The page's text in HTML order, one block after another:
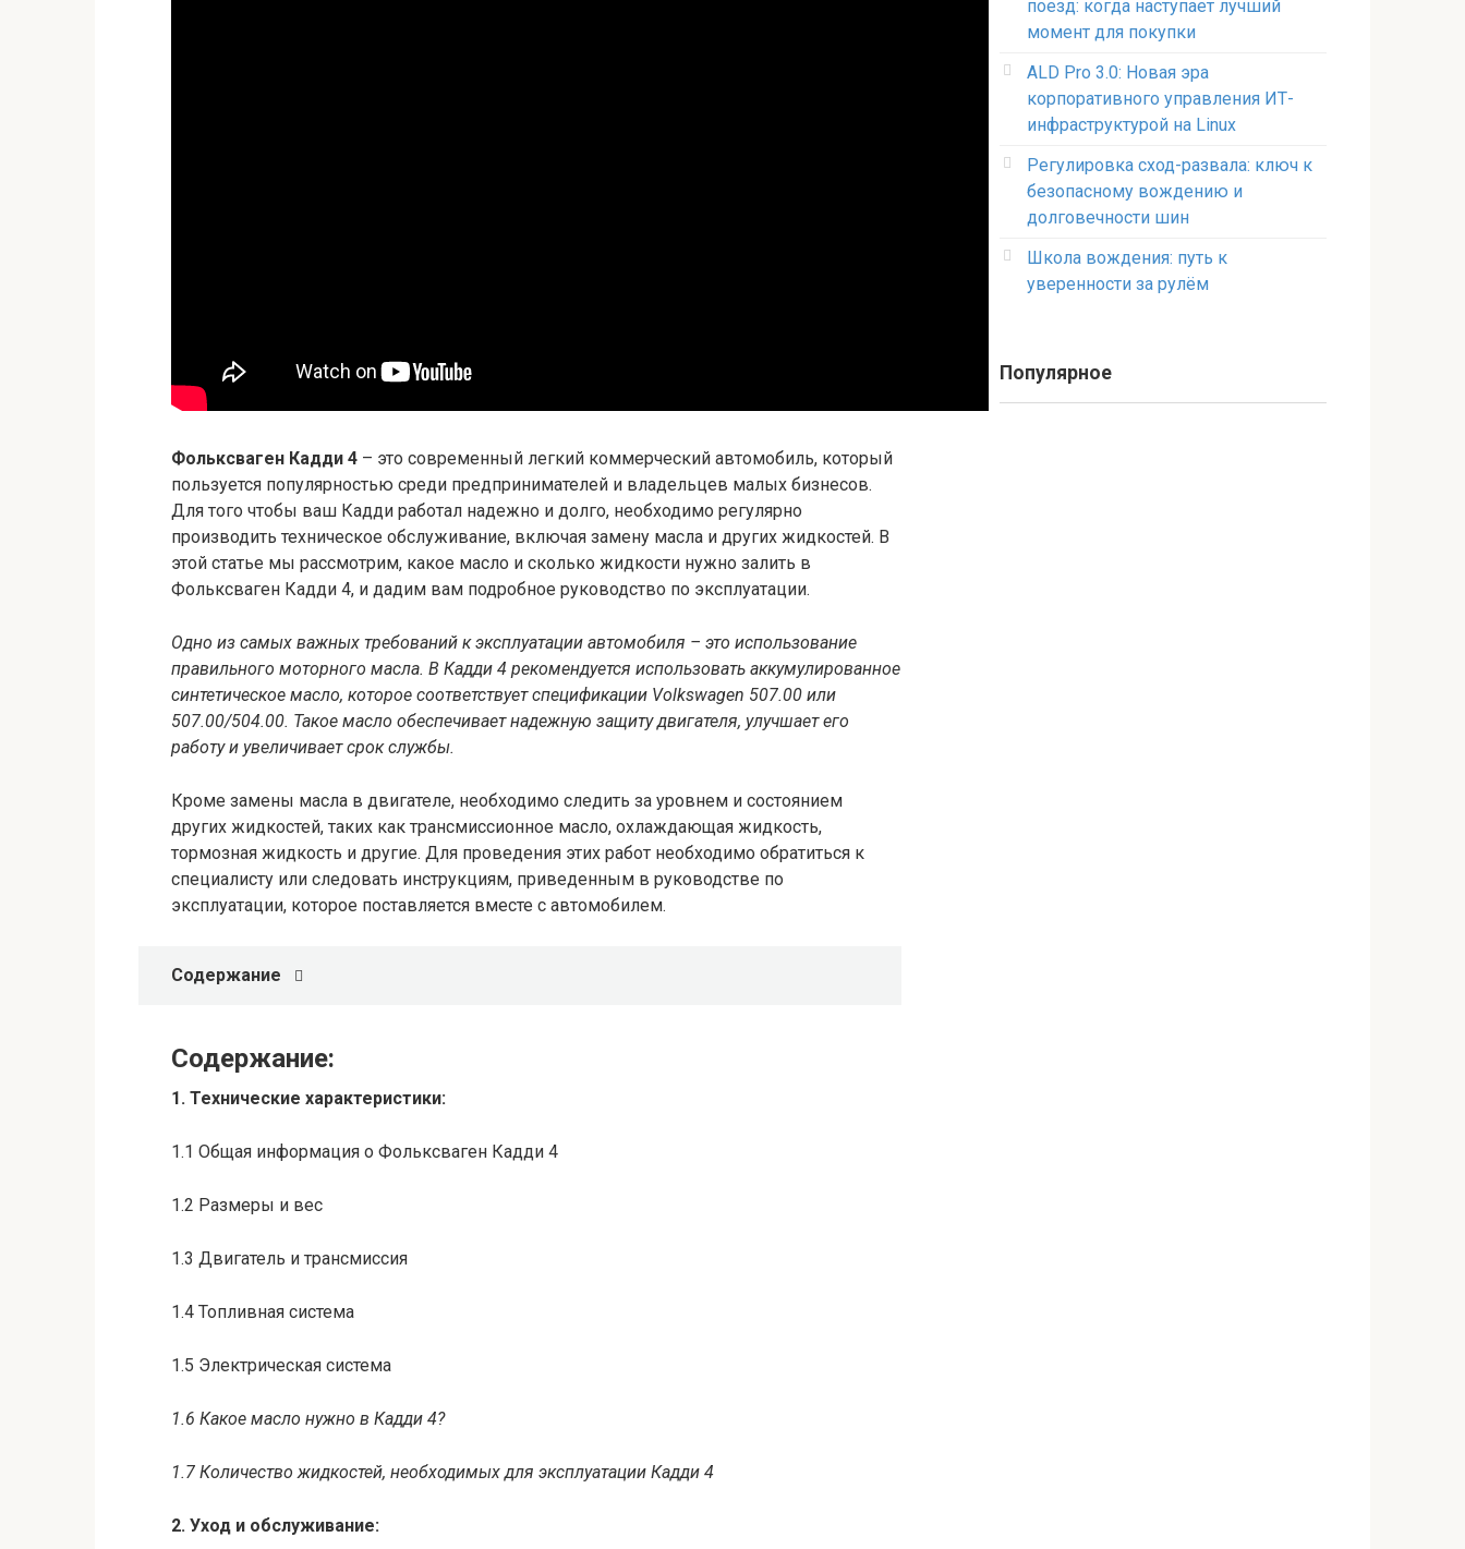
Фольксваген Кадди 4 – это современный легкий коммерческий автомобиль, который
пользуется популярностью среди предпринимателей и владельцев малых бизнесов.
Для того чтобы ваш Кадди работал надежно и долго, необходимо регулярно
производить техническое обслуживание, включая замену масла и других жидкостей. В
этой статье мы рассмотрим, какое масло и сколько жидкости нужно залить в
Фольксваген Кадди 4, и дадим вам подробное руководство по эксплуатации.
Одно из самых важных требований к эксплуатации автомобиля – это использование
правильного моторного масла. В Кадди 4 рекомендуется использовать аккумулированное
синтетическое масло, которое соответствует спецификации Volkswagen 507.00 или
507.00/504.00. Такое масло обеспечивает надежную защиту двигателя, улучшает его
работу и увеличивает срок службы.
Кроме замены масла в двигателе, необходимо следить за уровнем и состоянием
других жидкостей, таких как трансмиссионное масло, охлаждающая жидкость,
тормозная жидкость и другие. Для проведения этих работ необходимо обратиться к
специалисту или следовать инструкциям, приведенным в руководстве по
эксплуатации, которое поставляется вместе с автомобилем.
Содержание
Содержание:
1. Технические характеристики:
1.1 Общая информация о Фольксваген Кадди 4
1.2 Размеры и вес
1.3 Двигатель и трансмиссия
1.4 Топливная система
1.5 Электрическая система
1.6 Какое масло нужно в Кадди 4?
1.7 Количество жидкостей, необходимых для эксплуатации Кадди 4
2. Уход и обслуживание:
поезд: когда наступает лучший
момент для покупки
ALD Pro 3.0: Новая эра
корпоративного управления ИТ-
инфраструктурой на Linux
Регулировка сход-развала: ключ к
безопасному вождению и
долговечности шин
Школа вождения: путь к
уверенности за рулём
Популярное